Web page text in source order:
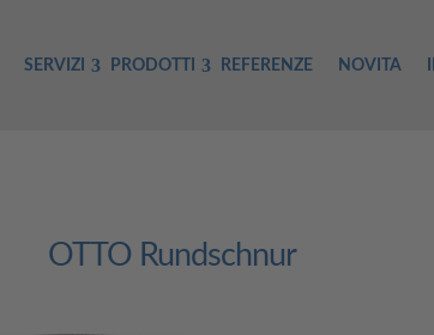
SERVIZI PRODOTTI REFERENZE NOVITA
OTTO Rundschnur